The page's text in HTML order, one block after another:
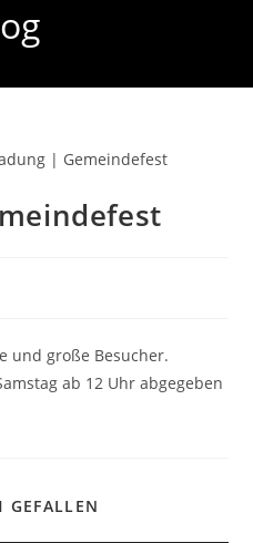
und große Besucher.
ab 12 Uhr abgegeben
GEFALLEN